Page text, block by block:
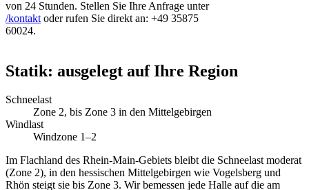
von 24 Stunden. Stellen Sie Ihre Anfrage unter
/kontakt oder rufen Sie direkt an: +49 35875
60024.
Statik: ausgelegt auf Ihre Region
Schneelast
Zone 2, bis Zone 3 in den Mittelgebirgen
Windlast
Windzone 1–2
Im Flachland des Rhein-Main-Gebiets bleibt die Schneelast moderat
(Zone 2), in den hessischen Mittelgebirgen wie Vogelsberg und
Rhön steigt sie bis Zone 3. Wir bemessen jede Halle auf die am